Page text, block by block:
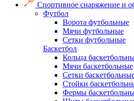
Спортивное снаряжение и
Футбол
Ворота футбольные
Мячи футбольные
Сетки футбольные
Баскетбол
Кольца
Мячи баскетбольные
Сетки
Стойки
Фермы